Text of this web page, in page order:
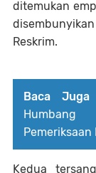
ditemukan
Reskrim.
Baca
Humbang
Kedua